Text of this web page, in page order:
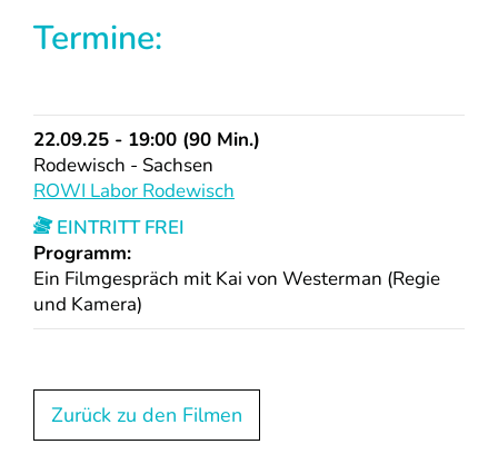
Termine:
22.09.25 - 19:00 (90 Min.)
Rodewisch - Sachsen
ROWI Labor Rodewisch
EINTRITT FREI
Programm:
Ein Filmgespräch mit Kai von Westerman (Regie
und Kamera)
Zurück zu den Filmen